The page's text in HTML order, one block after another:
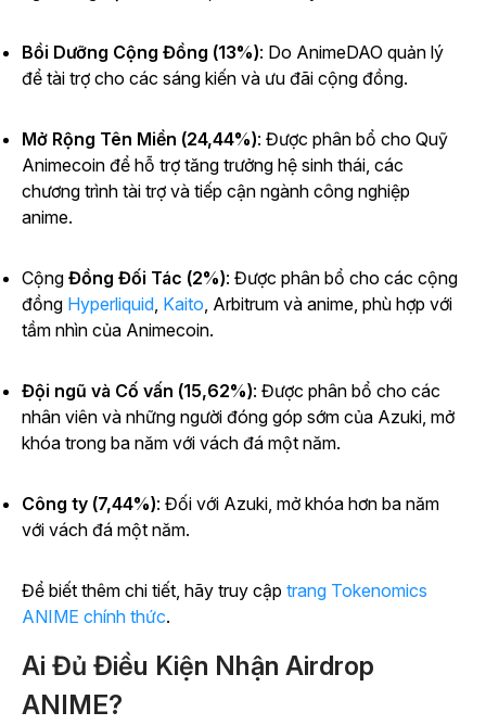
Bồi Dưỡng Cộng Đồng (13%): Do AnimeDAO quản lý
để tài trợ cho các sáng kiến và ưu đãi cộng đồng.
Mở Rộng Tên Miền (24,44%): Được phân bổ cho Quỹ
Animecoin để hỗ trợ tăng trưởng hệ sinh thái, các
chương trình tài trợ và tiếp cận ngành công nghiệp
anime.
Cộng Đồng Đối Tác (2%): Được phân bổ cho các cộng
đồng Hyperliquid Kaito , Arbitrum và anime, phù hợp với
tầm nhìn của Animecoin.
Đội ngũ và Cố vấn (15,62%): Được phân bổ cho các
nhân viên và những người đóng góp sớm của Azuki, mở
khóa trong ba năm với vách đá một năm.
Công ty (7,44%): Đối với Azuki, mở khóa hơn ba năm
với vách đá một năm.
Để biết thêm chi tiết, hãy truy cập trang Tokenomics
ANIME chính thức.
Ai Đủ Điều Kiện Nhận Airdrop
ANIME?